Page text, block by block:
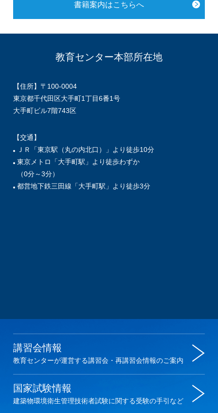
書籍案内はこちらへ
教育センター本部所在地
【住所】〒100-0004
東京都千代田区大手町1丁目6番1号
大手町ビル7階743区
【交通】
ＪＲ「東京駅（丸の内北口）」より徒歩10分
東京メトロ「大手町駅」より徒歩わずか
（0分～3分）
都営地下鉄三田線「大手町駅」より徒歩3分